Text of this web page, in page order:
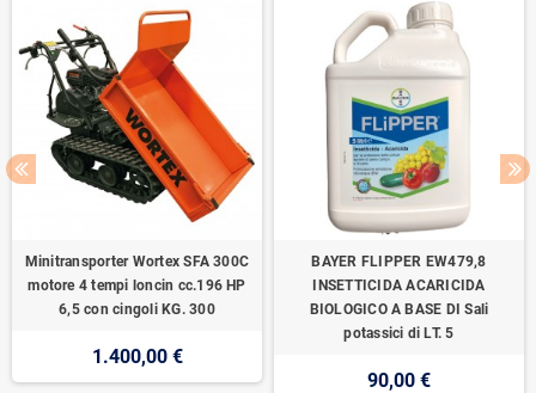
Minitransporter Wortex SFA 300C
motore 4 tempi loncin cc.196 HP
6,5 con cingoli KG. 300
1.400,00 €
BAYER FLIPPER EW479,8
INSETTICIDA ACARICIDA
BIOLOGICO A BASE DI Sali
potassici di LT. 5
90,00 €